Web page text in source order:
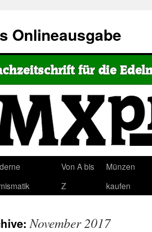
Onlineausgabe
Von A bis
Z
Münzen
kaufen
November 2017